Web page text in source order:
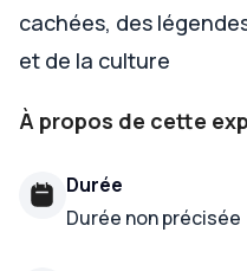
cachées, des
et de la culture
À propos de cette
Durée
Durée non précisée